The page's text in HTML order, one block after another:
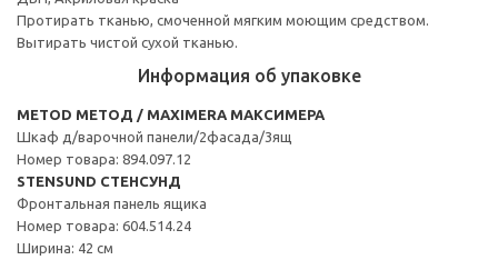
Протирать тканью, смоченной мягким моющим средством.
Вытирать чистой сухой тканью.
Информация об упаковке
METOD МЕТОД / MAXIMERA МАКСИМЕРА
Шкаф д/варочной панели/2фасада/3ящ
Номер товара: 894.097.12
STENSUND СТЕНСУНД
Фронтальная панель ящика
Номер товара: 604.514.24
Ширина: 42 см